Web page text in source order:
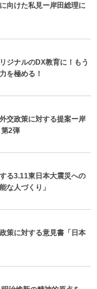
向けた私見ー岸田総理に
ジナルのDX教育に！もう
を極める！
交政策に対する提案ー岸
2弾
る3.11東日本大震災への
な人づくり」
策に対する意見書「日本